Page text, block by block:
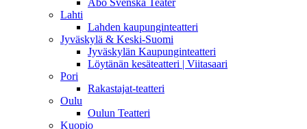
Åbo Svenska Teater
Lahti
Lahden kaupunginteatteri
Jyväskylä & Keski-Suomi
Jyväskylän Kaupunginteatteri
Löytänän kesäteatteri | Viitasaari
Pori
Rakastajat-teatteri
Oulu
Oulun Teatteri
Kuopio